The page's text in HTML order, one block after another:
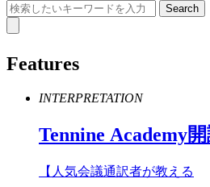
Features
INTERPRETATION
Tennine Academy
【人気会議通訳者が教える